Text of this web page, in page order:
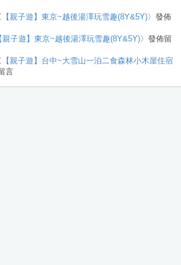
【親子遊】東京~越後湯澤玩雪趣(8Y&5Y)〉發佈
親子遊】東京~越後湯澤玩雪趣(8Y&5Y)〉發佈留
【親子遊】台中~大雪山一泊二食森林小木屋住宿
言